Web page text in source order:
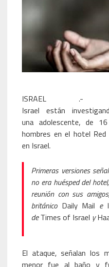
ISRAEL .-
Israel están
una adolescente, de
hombres en el hotel
en Israel.
Primeras versiones
no era huésped del
reunión con sus
británico Daily Mail e
deTimes of Israel y
El ataque, señalan los
menor fue al baño y